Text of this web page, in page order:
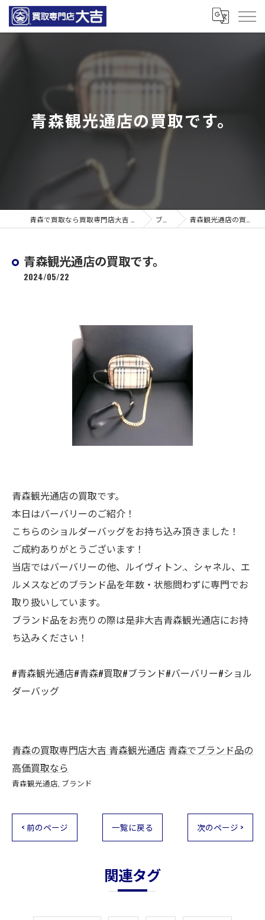
青森観光通店の買取です。
ブログ 青森観光通店の買取です。
青森観光通店の買取です。
2024/05/22
青森観光通店の買取です。
本日はバーバリーのご紹介！
こちらのショルダーバッグをお持ち込み頂きました！
ご成約ありがとうございます！
当店ではバーバリーの他、ルイヴィトン.、シャネル、エ
ルメスなどのブランド品を年数・状態問わずに専門でお
取り扱いしています。
ブランド品をお売りの際は是非大吉青森観光通店にお持
ち込みください！
#青森観光通店#青森#買取#ブランド#バーバリー#ショル
ダーバッグ
青森の買取専門店大吉 青森観光通店 青森でブランド品の
高価買取なら
青森観光通店 ブランド
< 前のページ 一覧に戻る 次のページ >
関連タグ